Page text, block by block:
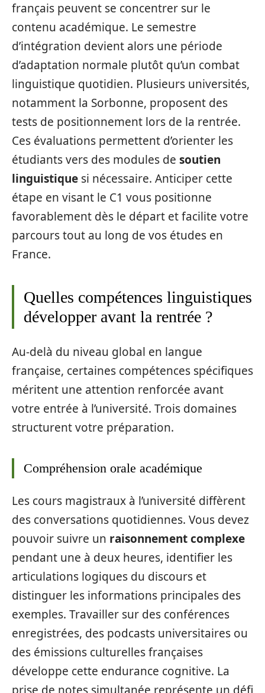
français peuvent se concentrer sur le
contenu académique. Le semestre
d’intégration devient alors une période
d’adaptation normale plutôt qu’un combat
linguistique quotidien. Plusieurs universités,
notamment la Sorbonne, proposent des
tests de positionnement lors de la rentrée.
Ces évaluations permettent d’orienter les
étudiants vers des modules de soutien
linguistique si nécessaire. Anticiper cette
étape en visant le C1 vous positionne
favorablement dès le départ et facilite votre
parcours tout au long de vos études en
France.
Quelles compétences linguistiques
développer avant la rentrée ?
Au-delà du niveau global en langue
française, certaines compétences spécifiques
méritent une attention renforcée avant
votre entrée à l’université. Trois domaines
structurent votre préparation.
Compréhension orale académique
Les cours magistraux à l’université diffèrent
des conversations quotidiennes. Vous devez
pouvoir suivre un raisonnement complexe
pendant une à deux heures, identifier les
articulations logiques du discours et
distinguer les informations principales des
exemples. Travailler sur des conférences
enregistrées, des podcasts universitaires ou
des émissions culturelles françaises
développe cette endurance cognitive. La